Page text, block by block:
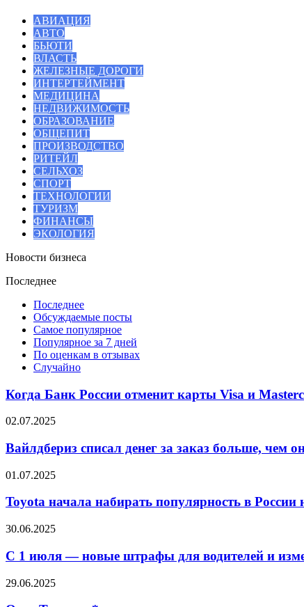
АВИАЦИЯ
АВТО
БЬЮТИ
ВЛАСТЬ
ЖЕЛЕЗНЫЕ ДОРОГИ
ИНТЕРТЕЙМЕНТ
МЕДИЦИНА
НЕДВИЖИМОСТЬ
ОБРАЗОВАНИЕ
ОБЩЕПИТ
ПРОИЗВОДСТВО
РИТЕЙЛ
СЕЛЬХОЗ
СПОРТ
ТЕХНОЛОГИИ
ТУРИЗМ
ФИНАНСЫ
ЭКОЛОГИЯ
Новости бизнеса
Последнее
Последнее
Обсуждаемые посты
Самое популярное
Популярное за 7 дней
По оценкам в отзывах
Случайно
Когда Банк России отменит карты Visa и
02.07.2025
Вайлдбериз списал денег за заказ больше,
01.07.2025
Toyota начала набирать популярность в
30.06.2025
С 1 июля — новые штрафы для водителей и
29.06.2025